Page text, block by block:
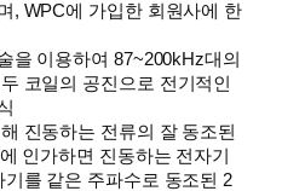
, WPC에 가입한 회원사에 한
을 이용하여 87~200kHz대의
코일의 공진으로 전기적인
진동하는 전류의 잘 동조된
인가하면 진동하는 전자기
를 같은 주파수로 동조된 2